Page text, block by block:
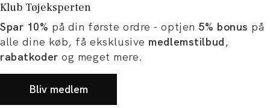
dit købog artikler
og karriere
Klub Tøjeksperten
Spar 10% på din første ordre - optjen 5% bonus på
alle dine køb, få eksklusive medlemstilbud,
rabatkoder og meget mere.
Bliv medlem